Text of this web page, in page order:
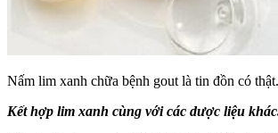
Nấm lim xanh chữa bệnh gout là tin đồn có thật.
Kết hợp lim xanh cùng với các dược liệu